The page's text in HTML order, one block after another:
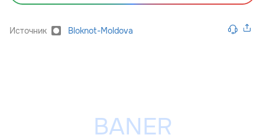
Источник Bloknot-Moldova